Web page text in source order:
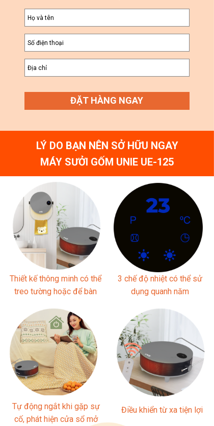
ĐẶT HÀNG NGAY
LÝ DO BẠN NÊN SỞ HỮU NGAY
MÁY SƯỞI GỐM UNIE UE-125
Thiết kế thông minh có thể
treo tường hoặc để bàn
3 chế độ nhiệt có thể sử
dụng quanh năm
Tự động ngắt khi gặp sự
cố, phát hiện cửa sổ mở
Điều khiển từ xa tiện lợi